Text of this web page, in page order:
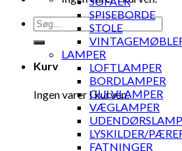
Søg
efter:
Kurv
Ingen varer i kurven.
SPISEBORDE
STOLE
LAMPER
LOFTLAMPER
BORDLAMPER
GULVLAMPER
VÆGLAMPER
LYSKILDER/
FATNINGER